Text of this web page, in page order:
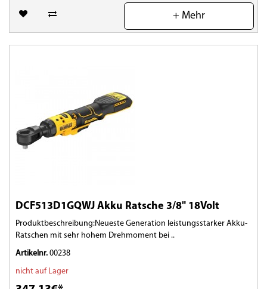
(0)
+ Mehr
DCF513D1GQWJ Akku Ratsche 3/8" 18Volt
Produktbeschreibung:Neueste Generation leistungsstarker Akku-
Ratschen mit sehr hohem Drehmoment bei ..
Artikelnr. 00238
nicht auf Lager